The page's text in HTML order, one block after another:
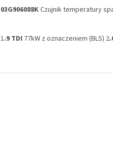
03G906088KCzujnik temperatury
1.9 TDI 77kW z oznaczeniem (BLS) 2